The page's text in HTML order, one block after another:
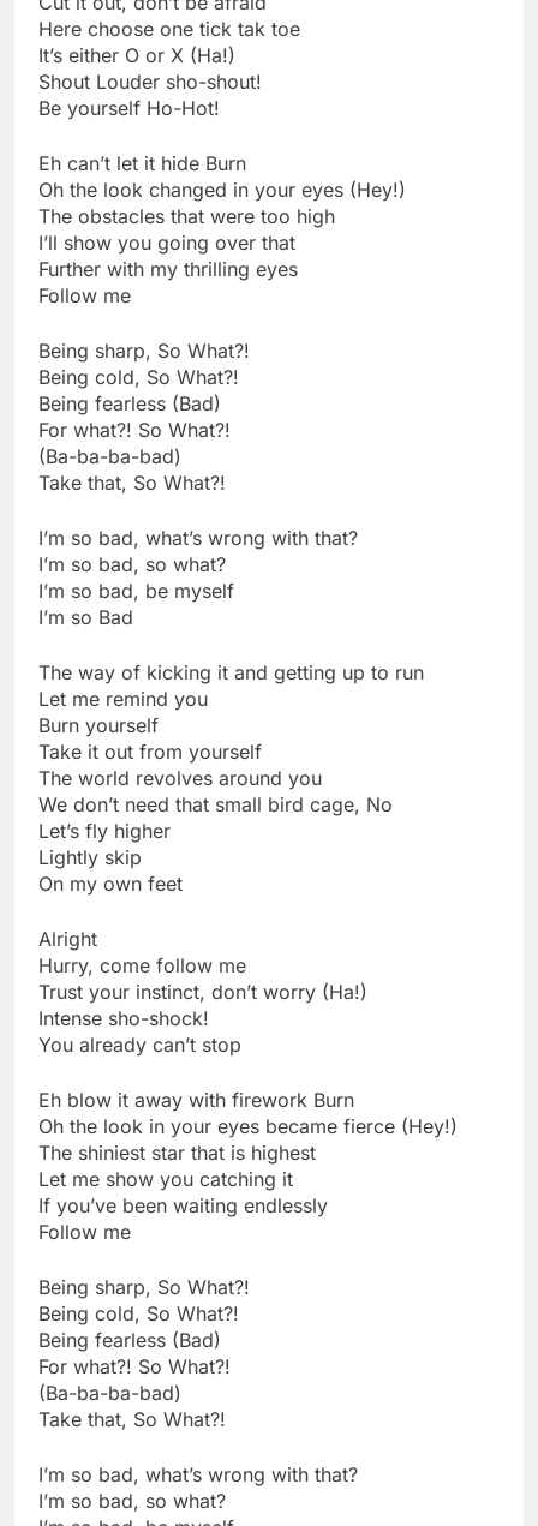
Here choose one tick tak toe
It’s either O or X (Ha!)
Shout Louder sho-shout!
Be yourself Ho-Hot!
Eh can’t let it hide Burn
Oh the look changed in your eyes (Hey!)
The obstacles that were too high
I’ll show you going over that
Further with my thrilling eyes
Follow me
Being sharp, So What?!
Being cold, So What?!
Being fearless (Bad)
For what?! So What?!
(Ba-ba-ba-bad)
Take that, So What?!
I’m so bad, what’s wrong with that?
I’m so bad, so what?
I’m so bad, be myself
I’m so Bad
The way of kicking it and getting up to run
Let me remind you
Burn yourself
Take it out from yourself
The world revolves around you
We don’t need that small bird cage, No
Let’s fly higher
Lightly skip
On my own feet
Alright
Hurry, come follow me
Trust your instinct, don’t worry (Ha!)
Intense sho-shock!
You already can’t stop
Eh blow it away with firework Burn
Oh the look in your eyes became fierce (Hey!)
The shiniest star that is highest
Let me show you catching it
If you’ve been waiting endlessly
Follow me
Being sharp, So What?!
Being cold, So What?!
Being fearless (Bad)
For what?! So What?!
(Ba-ba-ba-bad)
Take that, So What?!
I’m so bad, what’s wrong with that?
I’m so bad, so what?